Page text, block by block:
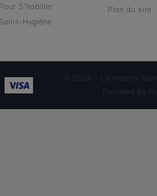
Pour S'habiller
Soins-Hygiène
Plan du site
© 2026 - La Maison
Provided By